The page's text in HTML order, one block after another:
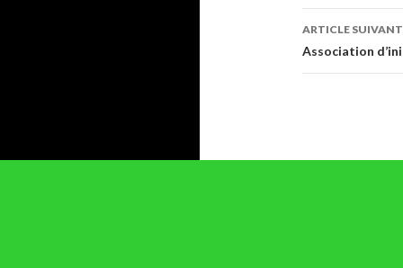
articles
ARTICLE SUIVANT
Association